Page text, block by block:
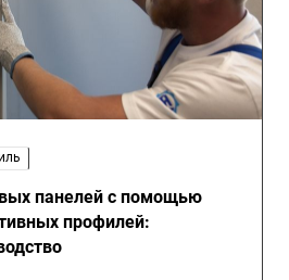
панелей с помощью
профилей: